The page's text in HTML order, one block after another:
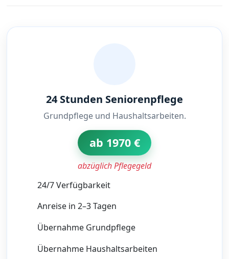
24 Stunden Seniorenpflege
Grundpflege und Haushaltsarbeiten.
ab 1970 €
abzüglich Pflegegeld
24/7 Verfügbarkeit
Anreise in 2–3 Tagen
Übernahme Grundpflege
Übernahme Haushaltsarbeiten